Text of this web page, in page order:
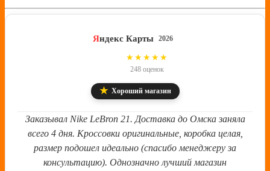
Яндекс Карты 2026
★★★★★
248 оценок
★ Хороший магазин
Заказывал Nike LeBron 21. Доставка до Омска заняла
всего 4 дня. Кроссовки оригинальные, коробка целая,
размер подошел идеально (спасибо менеджеру за
консультацию). Однозначно лучший магазин